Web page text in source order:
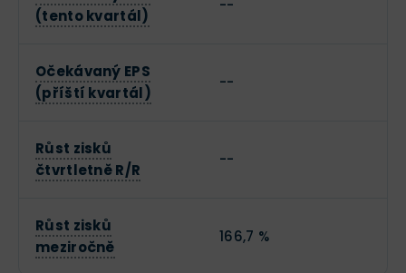
(tento kvartál)
--
Očekávaný EPS
(příští kvartál)
--
Růst zisků
čtvrtletně R/R
--
Růst zisků
meziročně
166,7 %